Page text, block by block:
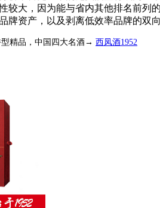
较大，因为能与省内其他排名前列
牌资产，以及剥离低效率品牌的双向
精品，中国四大名酒→ 西凤酒1952